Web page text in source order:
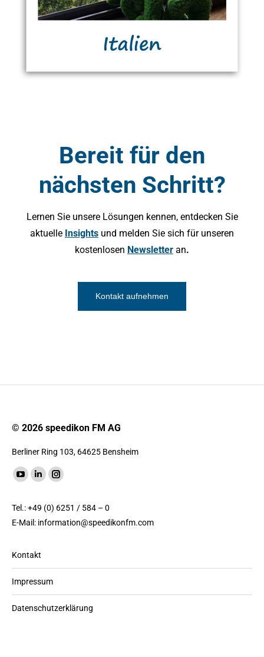
Bereit für den
nächsten Schritt?
Lernen Sie unsere Lösungen kennen, entdecken Sie
aktuelle Insights und melden Sie sich für unseren
kostenlosen Newsletter an.
Kontakt aufnehmen
© 2026 speedikon FM AG
Berliner Ring 103, 64625 Bensheim
Finde uns auf:
YouTube
wird
in
neuen
geöffnet
LinkedIn
wird
in
neuen
Instagram
wird
in
Tel.: +49 (0) 6251 / 584 – 0
E-Mail: information@speedikonfm.com
Kontakt
Impressum
Datenschutzerklärung